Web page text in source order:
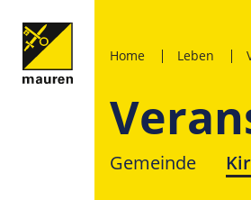
Home Leben
Gemeinde